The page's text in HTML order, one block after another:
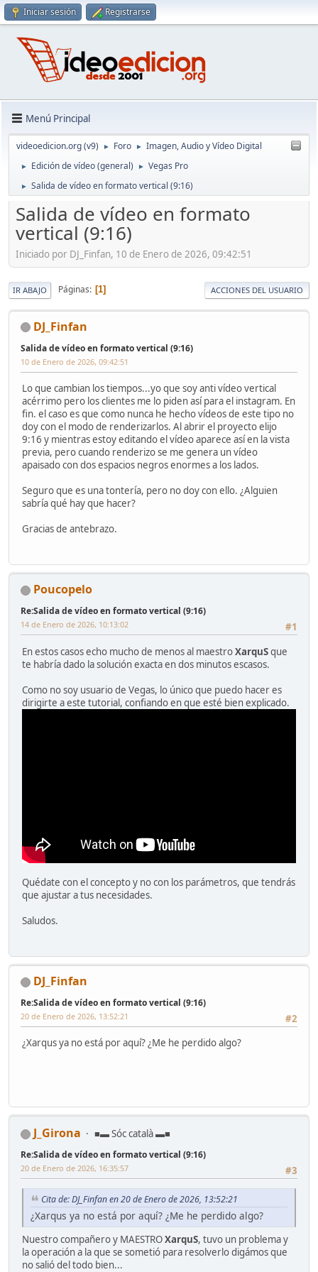
Iniciar sesión Registrarse
Menú Principal
videoedicion.org (v9) ► Foro ► Imagen, Audio y Vídeo Digital
► Edición de vídeo (general) ► Vegas Pro
► Salida de vídeo en formato vertical (9:16)
Salida de vídeo en formato
vertical (9:16)
Iniciado por DJ_Finfan, 10 de Enero de 2026, 09:42:51
IR ABAJO Páginas 1 ACCIONES DEL USUARIO
DJ_Finfan
Salida de vídeo en formato vertical (9:16)
10 de Enero de 2026, 09:42:51
Lo que cambian los tiempos...yo que soy anti vídeo vertical
acérrimo pero los clientes me lo piden así para el instagram. En
fin. el caso es que como nunca he hecho vídeos de este tipo no
doy con el modo de renderizarlos. Al abrir el proyecto elijo
9:16 y mientras estoy editando el vídeo aparece así en la vista
previa, pero cuando renderizo se me genera un vídeo
apaisado con dos espacios negros enormes a los lados.
Seguro que es una tontería, pero no doy con ello. ¿Alguien
sabría qué hay que hacer?
Gracias de antebrazo.
Poucopelo
Re:Salida de vídeo en formato vertical (9:16)
#1
14 de Enero de 2026, 10:13:02
En estos casos echo mucho de menos al maestroXarquSque
te habría dado la solución exacta en dos minutos escasos.
Como no soy usuario de Vegas, lo único que puedo hacer es
dirigirte a este tutorial, confiando en que esté bien explicado.
Quédate con el concepto y no con los parámetros, que tendrás
que ajustar a tus necesidades.
Saludos.
DJ_Finfan
Re:Salida de vídeo en formato vertical (9:16)
#2
20 de Enero de 2026, 13:52:21
¿Xarqus ya no está por aquí? ¿Me he perdido algo?
J_Girona ■▬ Sóc català ▬■
Re:Salida de vídeo en formato vertical (9:16)
#3
20 de Enero de 2026, 16:35:57
Cita de: DJ_Finfan en 20 de Enero de 2026, 13:52:21
¿Xarqus ya no está por aquí? ¿Me he perdido algo?
Nuestro compañero y MAESTROXarquS, tuvo un problema y
la operación a la que se sometió para resolverlo digámos que
no salió del todo bien...